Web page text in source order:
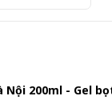
Nội 200ml - Gel